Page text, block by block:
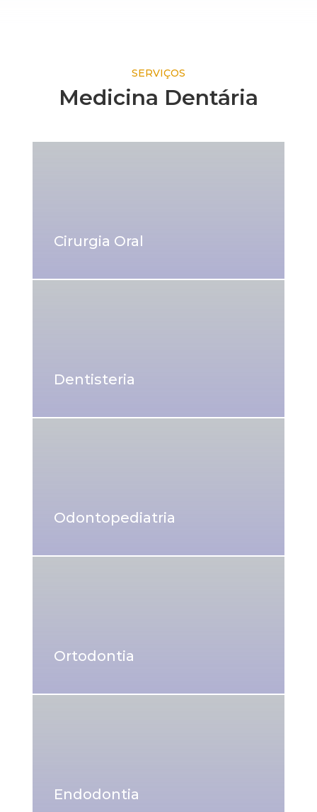
SERVIÇOS
Medicina Dentária
Cirurgia Oral
Dentisteria
Odontopediatria
Ortodontia
Endodontia